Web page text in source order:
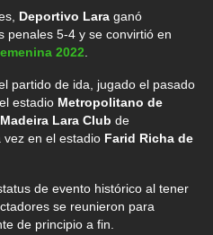
Deportivo Lara ganó
penales 5-4 y se convirtió en
2022
partido de ida, jugado el pasado
estadio Metropolitano de
Lara Club de
en el estadio Farid Richa de
de evento histórico al tener
se reunieron para
de principio a fin.